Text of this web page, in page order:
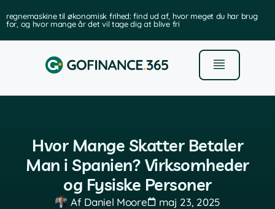
regnemaskine til økonomisk frihed: find ud af, hvor meget du har brug
for, og hvor mange år det vil tage dig at blive fri
Hvor Mange Skatter Betaler
Man i Spanien? Virksomheder
og Fysiske Personer
AfDaniel Moore maj 23, 2025